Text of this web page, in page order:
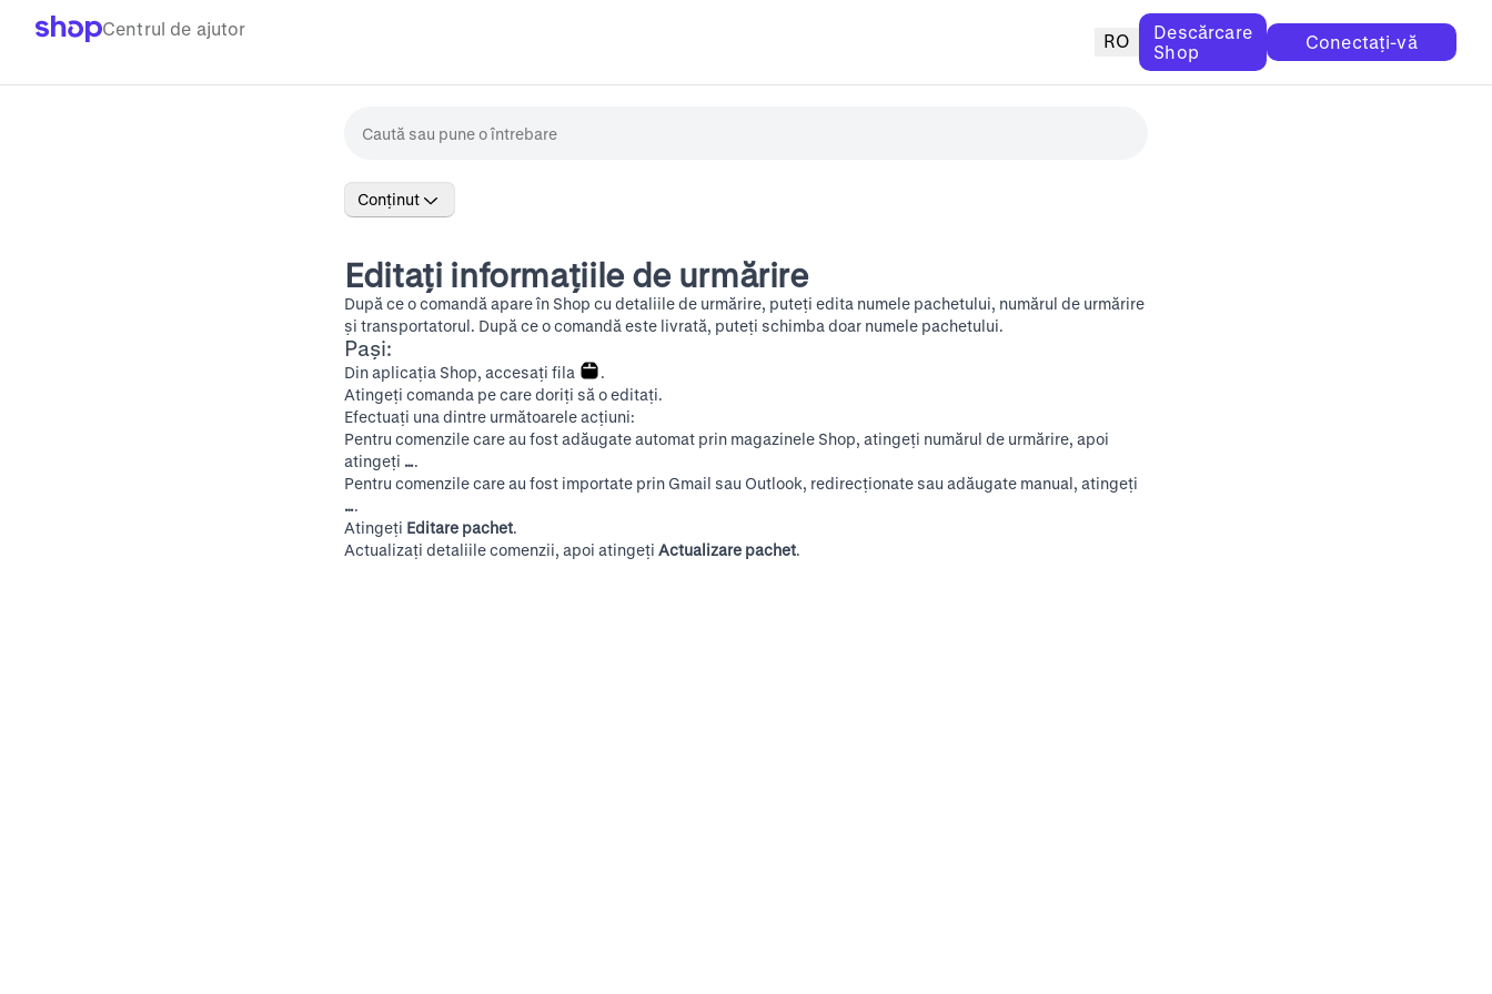
Centrul de ajutor
RO
Descărcare
Shop
Conectați-vă
Conținut
Editați informațiile de urmărire
După ce o comandă apare în Shop cu detaliile de urmărire, puteți edita numele pachetului, numărul de urmărire
și transportatorul. După ce o comandă este livrată, puteți schimba doar numele pachetului.
Pași:
Din aplicația Shop, accesați fila
.
Atingeți comanda pe care doriți să o editați.
Efectuați una dintre următoarele acțiuni:
Pentru comenzile care au fost adăugate automat prin magazinele Shop, atingeți numărul de urmărire, apoi
atingeți ….
Pentru comenzile care au fost importate prin Gmail sau Outlook, redirecționate sau adăugate manual, atingeți
….
Atingeți Editare pachet.
Actualizați detaliile comenzii, apoi atingeți Actualizare pachet.